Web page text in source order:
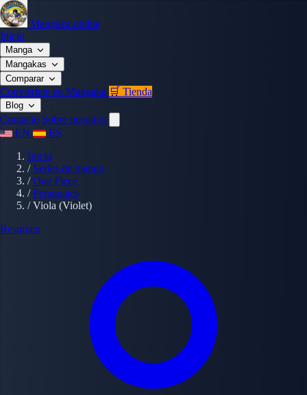
Mangaka.online
Inicio
Manga
Mangakas
Comparar
Conviértete en Mangaka 🛒 Tienda
Blog
Contacto Sobre nosotros
EN
ES
Inicio
/ Series de manga
/ One Piece
/ Personajes
/ Viola (Violet)
Resumen